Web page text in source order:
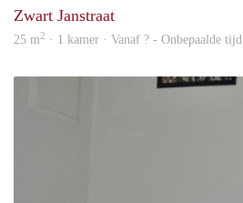
Zwart Janstraat
25 m2 · 1 kamer · Vanaf ? - Onbepaalde tijd